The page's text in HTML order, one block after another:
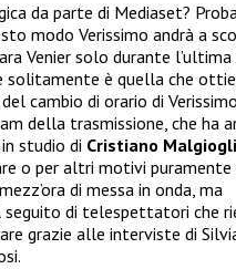
da parte di Mediaset?
modo Verissimo andrà a
Venier solo durante l’ultima
solitamente è quella che
del cambio di orario di
della trasmissione, che ha
studio di Cristiano
o per altri motivi puramente
di messa in onda, ma
seguito di telespettatori che
grazie alle interviste di